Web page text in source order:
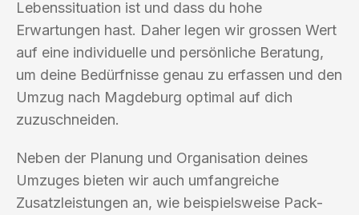
Lebenssituation ist und dass du hohe
Erwartungen hast. Daher legen wir grossen Wert
auf eine individuelle und persönliche Beratung,
um deine Bedürfnisse genau zu erfassen und den
Umzug nach Magdeburg optimal auf dich
zuzuschneiden.
Neben der Planung und Organisation deines
Umzuges bieten wir auch umfangreiche
Zusatzleistungen an, wie beispielsweise Pack-